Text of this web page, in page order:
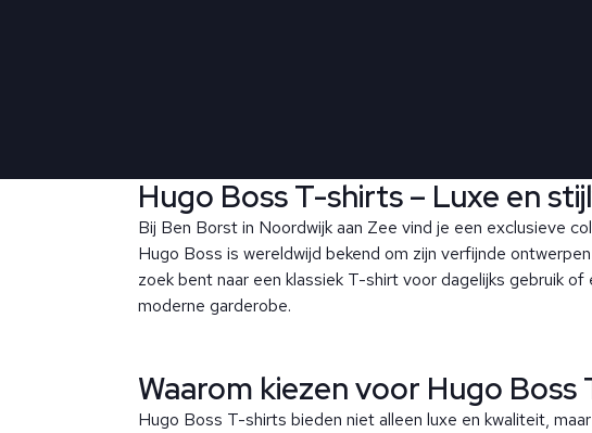
Hugo Boss T-shirts – Luxe en
Bij Ben Borst in Noordwijk aan Zee vind je een exclusieve
Hugo Boss is wereldwijd bekend om zijn verfijnde
zoek bent naar een klassiek T-shirt voor dagelijks gebruik
moderne garderobe.
Waarom kiezen voor Hugo Boss
Hugo Boss T-shirts bieden niet alleen luxe en kwaliteit,